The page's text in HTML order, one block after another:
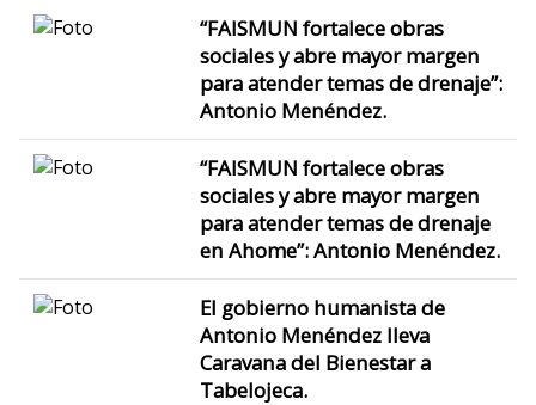
“FAISMUN fortalece obras
sociales y abre mayor margen
para atender temas de drenaje”:
Antonio Menéndez.
“FAISMUN fortalece obras
sociales y abre mayor margen
para atender temas de drenaje
en Ahome”: Antonio Menéndez.
El gobierno humanista de
Antonio Menéndez lleva
Caravana del Bienestar a
Tabelojeca.